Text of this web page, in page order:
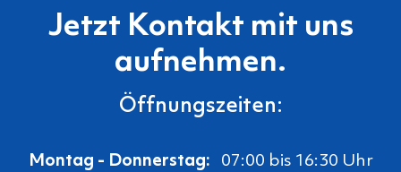
Jetzt Kontakt mit uns
aufnehmen.
Öffnungszeiten:
Montag - Donnerstag: 07:00 bis 16:30 Uhr